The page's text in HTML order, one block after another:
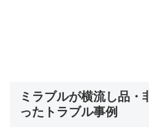
ミラブルが横流し品・
ったトラブル事例